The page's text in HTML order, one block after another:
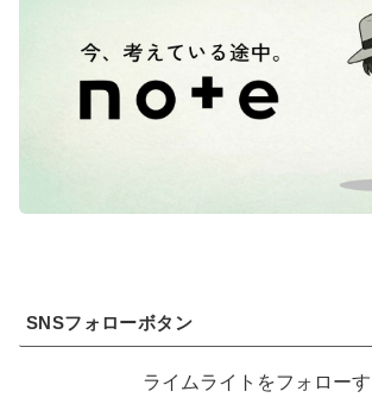
SNSフォローボタン
ライムライトをフォロー